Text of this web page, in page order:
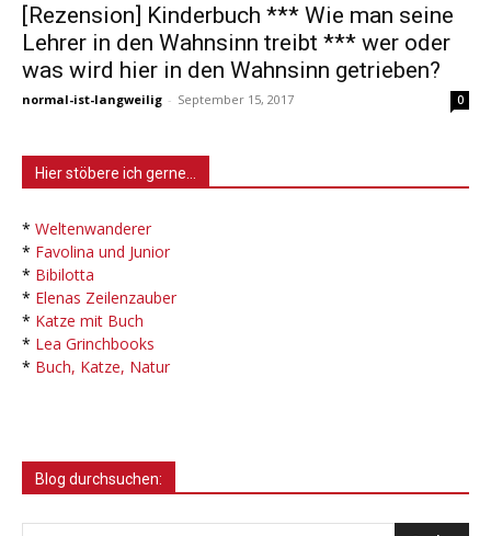
[Rezension] Kinderbuch *** Wie man seine
Lehrer in den Wahnsinn treibt *** wer oder
was wird hier in den Wahnsinn getrieben?
normal-ist-langweilig - September 15, 2017 0
Hier stöbere ich gerne…
* Weltenwanderer
* Favolina und Junior
* Bibilotta
* Elenas Zeilenzauber
* Katze mit Buch
* Lea Grinchbooks
* Buch, Katze, Natur
Blog durchsuchen: